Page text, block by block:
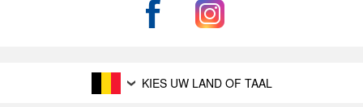
KIES UW LAND OF TAAL